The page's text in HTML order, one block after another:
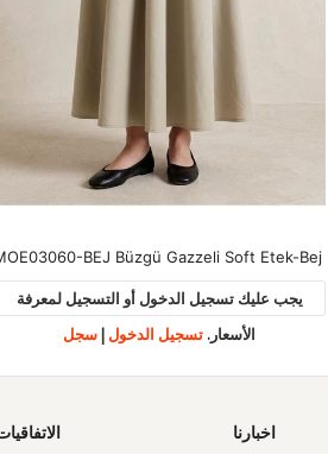
BEJ Büzgü Gazzeli Soft Etek-Bej
يجب عليك تسجيل الدخول أو التسجيل لمعرفة
الأسعار. تسجيل الدخول | سجل
اخبارنا